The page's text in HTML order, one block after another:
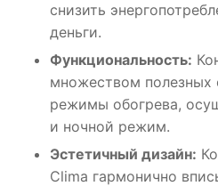
снизить
деньги.
Функциональность:
множеством полезных
режимы обогрева,
и ночной режим.
Эстетичный дизайн:
Clima гармонично